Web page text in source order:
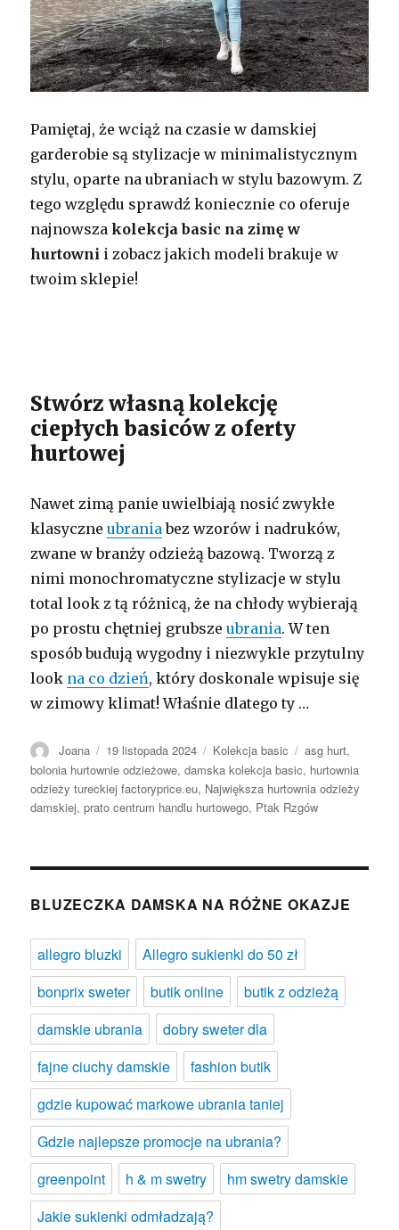
Pamiętaj, że wciąż na czasie w damskiej
garderobie są stylizacje w minimalistycznym
stylu, oparte na ubraniach w stylu bazowym. Z
tego względu sprawdź koniecznie co oferuje
najnowszakolekcja basic na zimę w
hurtowni i zobacz jakich modeli brakuje w
twoim sklepie!
Stwórz własną kolekcję
ciepłych basiców z oferty
hurtowej
Nawet zimą panie uwielbiają nosić zwykłe
klasyczneubrania bez wzorów i nadruków,
zwane w branży odzieżą bazową. Tworzą z
nimi monochromatyczne stylizacje w stylu
total look z tą różnicą, że na chłody wybierają
po prostu chętniej grubszeubrania. W ten
sposób budują wygodny i niezwykle przytulny
look na co dzień, który doskonale wpisuje się
w zimowy klimat! Właśnie dlatego ty …
Autor
Joana Opublikowano
19 listopada 2024 Kategorie
Kolekcja basic Tagi
asg hurt,
bolonia hurtownie odzieżowe,damska kolekcja basic, hurtownia
odzieży tureckiej factoryprice.eu, Największa hurtownia odzieży
damskiej,prato centrum handlu hurtowego, Ptak Rzgów
BLUZECZKA DAMSKA NA RÓŻNE OKAZJE
allegro bluzki
Allegro sukienki do 50 zł
bonprix sweter
butik online
butik z odzieżą
damskie ubrania
dobry sweter dla
fajne ciuchy damskie
fashion butik
gdzie kupować markowe ubrania taniej
Gdzie najlepsze promocje na ubrania?
greenpoint
h & m swetry
hm swetry damskie
Jakie sukienki odmładzają?